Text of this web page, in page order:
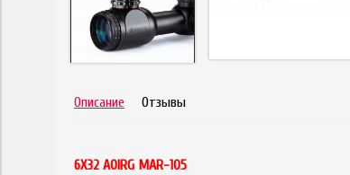
Описание Отзывы
6X32 AOIRG MAR-105